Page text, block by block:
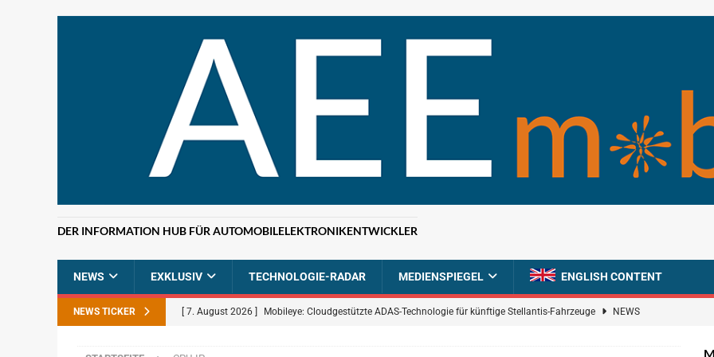
DER INFORMATION HUB FÜR AUTOMOBILELEKTRONIKENTWICKLER
NEWS EXKLUSIV TECHNOLOGIE-RADAR MEDIENSPIEGEL ENGLISH CONTENT
NEWS TICKER [ 7. August 2026 ] Mobileye: Cloudgestützte ADAS-Technologie für künftige Stellantis-Fahrzeuge NEWS